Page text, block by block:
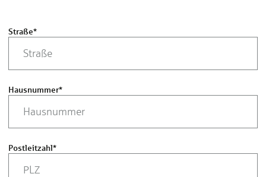
Straße*
Hausnummer*
Postleitzahl*